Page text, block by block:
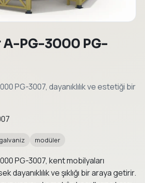
A-PG-3000 PG-
PG-3007, dayanıklılık ve estetiği bir
galvaniz modüler
PG-3007, kent mobilyaları
dayanıklılık ve şıklığı bir araya getirir.